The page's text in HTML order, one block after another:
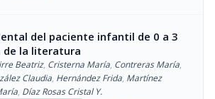
del paciente infantil de 0 a 3
de la literatura
Beatriz, Cristerna María, Contreras María,
Claudia, Hernández Frida, Martínez
, Díaz Rosas Cristal Y.